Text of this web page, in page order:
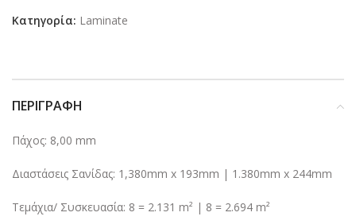
Κατηγορία: Laminate
ΠΕΡΙΓΡΑΦΉ
Πάχος: 8,00 mm
Διαστάσεις Σανίδας: 1,380mm x 193mm | 1.380mm x 244mm
Τεμάχια/ Συσκευασία: 8 = 2.131 m² | 8 = 2.694 m²